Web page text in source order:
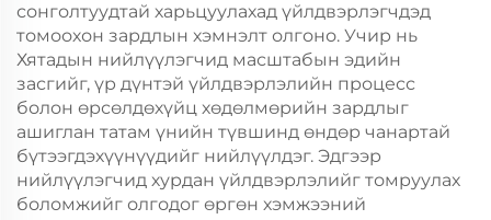
сонголтуудтай харьцуулахад үйлдвэрлэгчдэд
томоохон зардлын хэмнэлт олгоно. Учир нь
Хятадын нийлүүлэгчид масштабын эдийн
засгийг, үр дүнтэй үйлдвэрлэлийн процесс
болон өрсөлдөхүйц хөдөлмөрийн зардлыг
ашиглан татам үнийн түвшинд өндөр чанартай
бүтээгдэхүүнүүдийг нийлүүлдэг. Эдгээр
нийлүүлэгчид хурдан үйлдвэрлэлийг томруулах
боломжийг олгодог өргөн хэмжээний